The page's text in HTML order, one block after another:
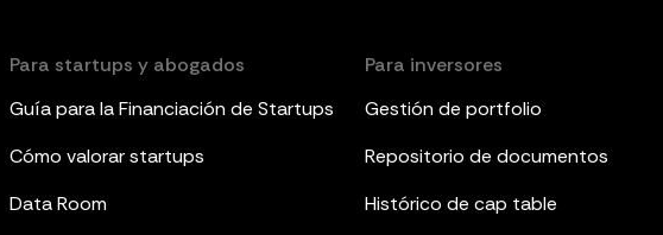
Para startups y abogados
Guía para la Financiación de Startups
Cómo valorar startups
Data Room
Para inversores
Gestión de portfolio
Repositorio de documentos
Histórico de cap table